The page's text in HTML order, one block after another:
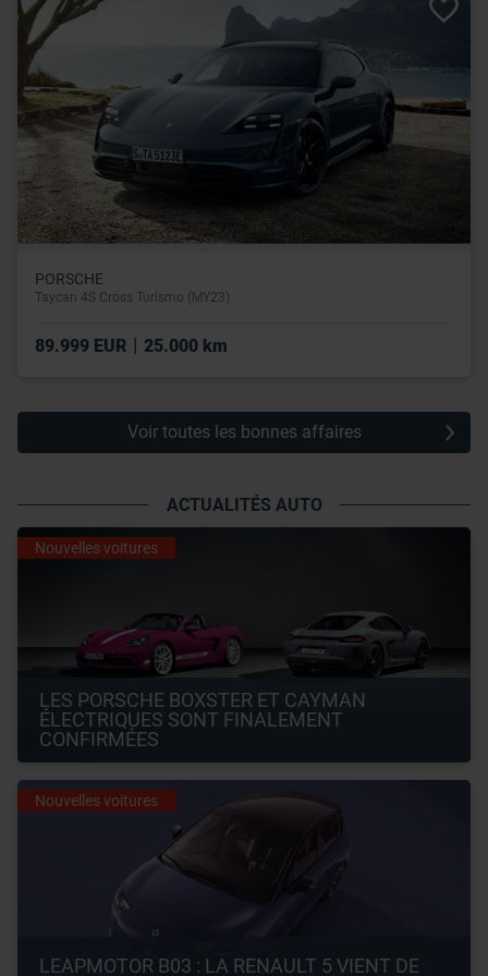
leur avez fournies ou qu’ils ont collectées lors de votre
utilisation de leurs services.
PORSCHE
Taycan 4S Cross Turismo (MY23)
89.999 EUR | 25.000 km
Voir toutes les bonnes affaires
ACTUALITÉS AUTO
Nouvelles voitures
LES PORSCHE BOXSTER ET CAYMAN
ÉLECTRIQUES SONT FINALEMENT
CONFIRMÉES
Nouvelles voitures
LEAPMOTOR B03 : LA RENAULT 5 VIENT DE